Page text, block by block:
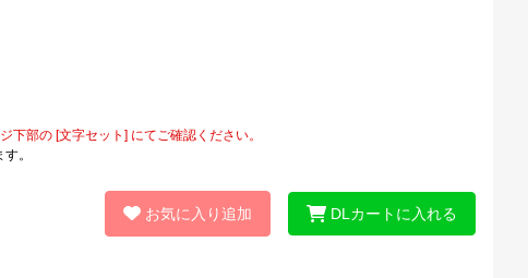
部の [文字セット] にてご確認ください。
。
お気に入り追加 DLカートに入れる